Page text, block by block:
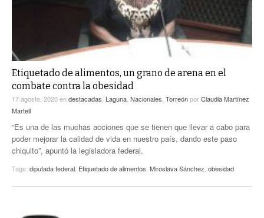
Etiquetado de alimentos, un grano de arena en el
combate contra la obesidad
17 agosto, 2020endestacadas Laguna Nacionales TorreónporClaudia Martínez
Martell
“Es una de las muchas acciones que se tienen que llevar a cabo para
poder mejorar la calidad de vida en nuestro país, dando este paso
chiquito”, apuntó la legisladora federal.
Tags: diputada federal Etiquetado de alimentos Miroslava Sánchez obesidad